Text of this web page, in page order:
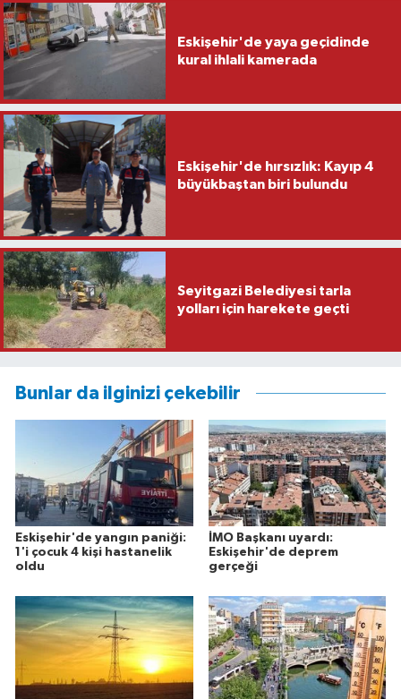
Eskişehir'de yaya geçidinde
kural ihlali kamerada
Eskişehir'de hırsızlık: Kayıp 4
büyükbaştan biri bulundu
Seyitgazi Belediyesi tarla
yolları için harekete geçti
Bunlar da ilginizi çekebilir
Eskişehir'de yangın paniği:
1'i çocuk 4 kişi hastanelik
oldu
İMO Başkanı uyardı:
Eskişehir'de deprem
gerçeği